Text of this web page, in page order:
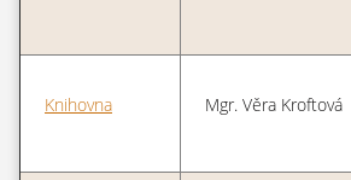
Knihovna Mgr. Věra Kroftová